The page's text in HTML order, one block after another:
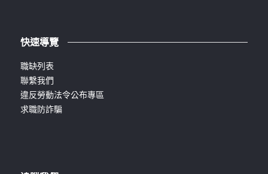
快速導覽
職缺列表
聯繫我們
違反勞動法令公布專區
求職防詐騙